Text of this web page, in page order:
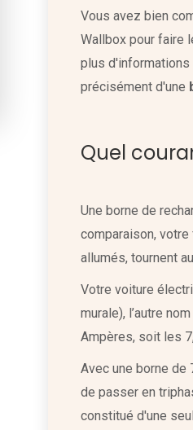
Vous avez bien
Wallbox pour faire
plus d'informations
précisément d'une
Quel
Une borne de
comparaison,
allumés, tournent
Votre voiture
murale), l’autre
Ampères, soit les
Avec une borne de
de passer en
constitué d'une